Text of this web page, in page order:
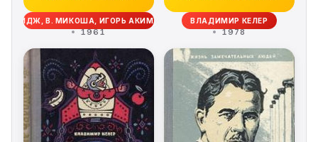
В. МИКОША, ИГОРЬ АКИМУШКИН, МИХАИЛ ЕФИМОВИЧ ЗУЕВ-
1961
ВЛАДИМИР КЕЛЕР
1978